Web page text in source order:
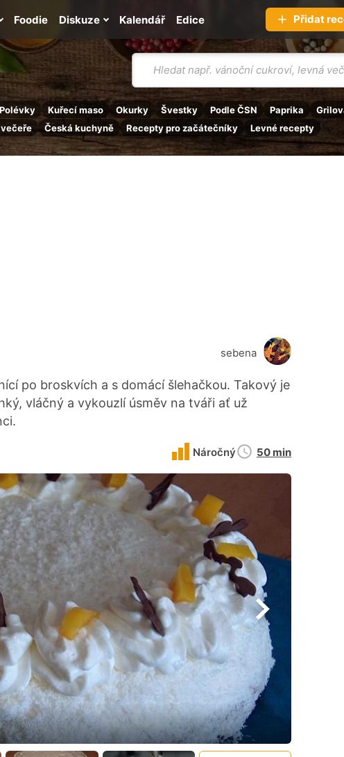
Vyhledávání
Polévky Kuřecí maso Okurky Švestky Podle ČSN Paprika
Česká kuchyně Recepty pro začátečníky Levné recepty
Kalendář
Foodie Diskuze Edice Přidat
po broskvích a s domácí šlehačkou. Takový je
vláčný a vykouzlí úsměv na tváři ať už
sebena
Náročný
Doba
50 min